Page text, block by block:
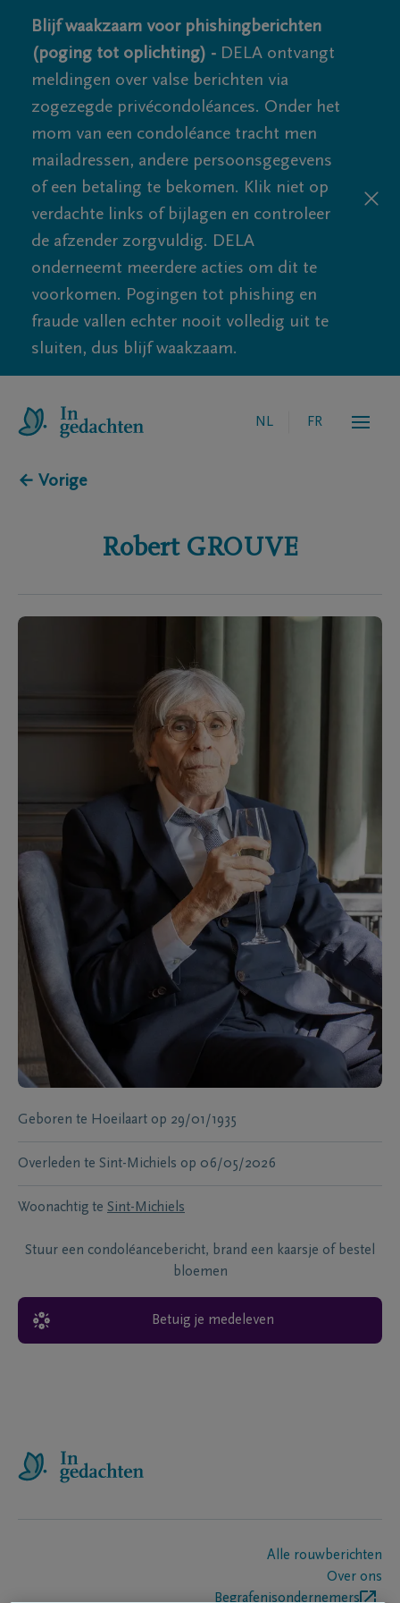
Blijf waakzaam voor phishingberichten
(poging tot oplichting) - DELA ontvangt
meldingen over valse berichten via
zogezegde privécondoléances. Onder het
mom van een condoléance tracht men
mailadressen, andere persoonsgegevens
of een betaling te bekomen. Klik niet op
verdachte links of bijlagen en controleer
de afzender zorgvuldig. DELA
onderneemt meerdere acties om dit te
voorkomen. Pogingen tot phishing en
fraude vallen echter nooit volledig uit te
sluiten, dus blijf waakzaam.
NL FR
← Vorige
Robert GROUVE
Geboren te Hoeilaart op 29/01/1935
Overleden te Sint-Michiels op 06/05/2026
Woonachtig te Sint-Michiels
Stuur een condoléancebericht, brand een kaarsje of bestel
bloemen
Betuig je medeleven
Alle rouwberichten
Over ons
Begrafenisondernemers